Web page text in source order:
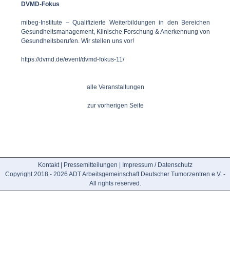
DVMD-Fokus
mibeg-Institute – Qualifizierte Weiterbildungen in den Bereichen
Gesundheitsmanagement, Klinische Forschung & Anerkennung von
Gesundheitsberufen. Wir stellen uns vor!
https://dvmd.de/event/dvmd-fokus-11/
alle Veranstaltungen
zur vorherigen Seite
Kontakt| Pressemitteilungen
Impressum / Datenschutz
Copyright 2018 - 2026 ADT Arbeitsgemeinschaft Deutscher Tumorzentren e.V. -
All rights reserved.